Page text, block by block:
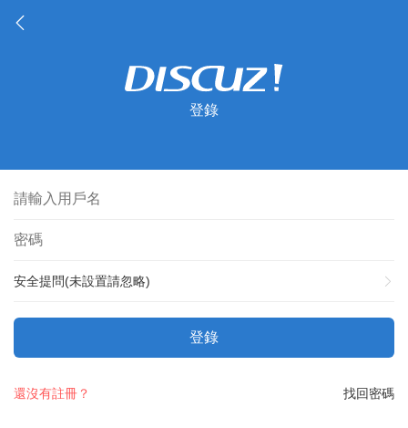
登錄
安全提問(未設置請忽略)
登錄
找回密碼
還沒有註冊？